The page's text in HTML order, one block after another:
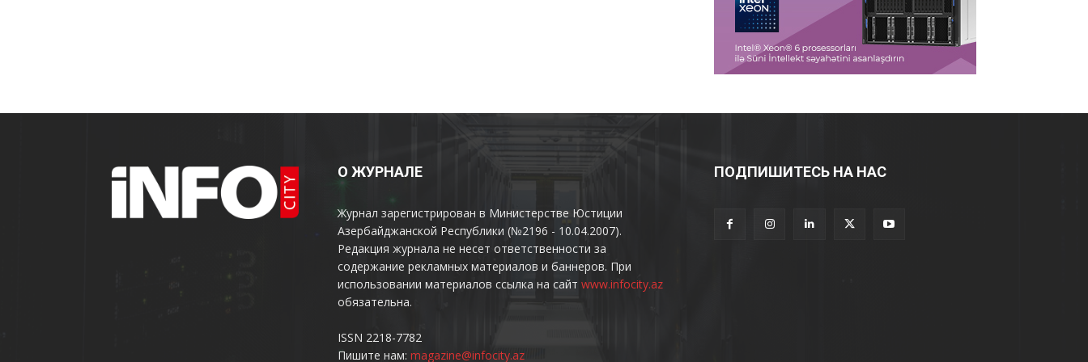
О ЖУРНАЛЕ
Журнал зарегистрирован в Министерстве Юстиции
Азербайджанской Республики (№2196 - 10.04.2007).
Редакция журнала не несет ответственности за
содержание рекламных материалов и баннеров. При
использовании материалов ссылка на сайт www.infocity.az
обязательна.
ISSN 2218-7782
Пишите нам: magazine@infocity.az
ПОДПИШИТЕСЬ НА НАС